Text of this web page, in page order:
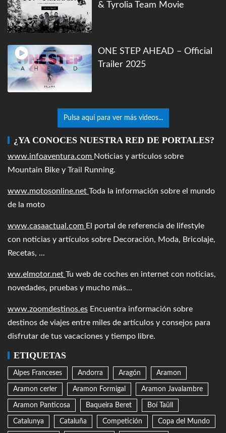
& Tyrolia Team Movie
ONE STEP AHEAD – Official
Trailer 2025
Pulsa aquí para ver más videos...
¿YA CONOCES NUESTRA RED DE PORTALES?
www.infoaventura.com Noticias y artículos sobre
Mountain Bike y Trail Running.
www.motosonline.net Toda la información sobre el mundo
de la moto
www.casaactual.com El portal de referencia de lifestyle
con noticias y artículos sobre Decoración, Moda, Bricolaje,
Recetas, ...
ww.elmotor.net Tu web de coches en internet con noticias,
novedades, pruebas y mucho más...
www.zoomdestinos.es Encuentra información sobre
destinos de viajes entre miles de artículos y consejos para
disfrutar de tus vacaciones y tiempo libre.
ETIQUETAS
Alpes Franceses Andorra Aragón Aramon
Aramon cerler Aramon Formigal Aramon Javalambre
Aramon Panticosa Baqueira Beret Boí Taüll
Catalunya Cataluña Competición Copa del Mundo